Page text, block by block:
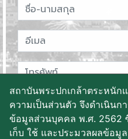
สถาบันพระปกเกล้าตระหนัก
ความเป็นส่วนตัว จึงดำเนิน
ข้อมูลส่วนบุคคล พ.ศ. 2562
เก็บ ใช้ และประมวลผลข้อมู